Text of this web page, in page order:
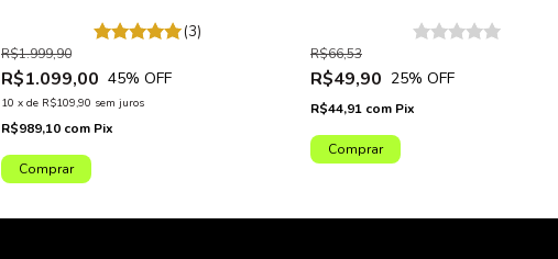
(3)
R$1.099,00
R$1.999,90
45% OFF
10 x de R$109,90 sem juros
R$989,10 com Pix
R$49,90
R$66,53
25% OFF
R$44,91 com Pix